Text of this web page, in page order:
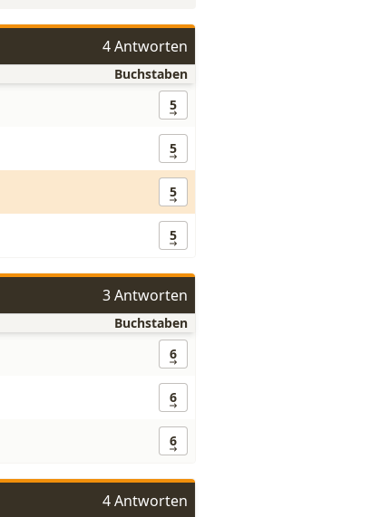
4 Antworten
Buchstaben
5
5
5
5
3 Antworten
Buchstaben
6
6
6
4 Antworten